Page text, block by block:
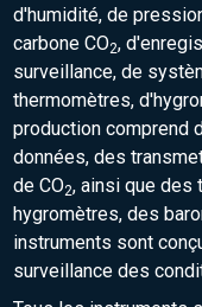
d'humidité, de
carbone CO2,
surveillance, de
thermomètres,
production comprend
données, des
de CO2, ainsi que des
hygromètres, des
instruments sont
surveillance des